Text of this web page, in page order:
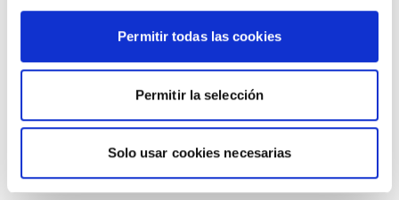
Permitir todas las cookies
Permitir la selección
Solo usar cookies necesarias